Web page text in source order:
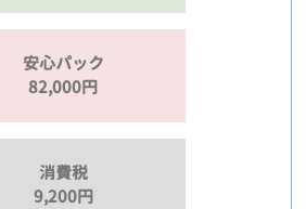
安心パック
82,000円
消費税
9,200円